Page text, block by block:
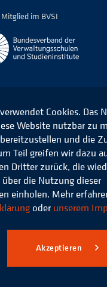
im BVSI
Das
NSI
auf
LinkedIn
Das
NSI
auf
Niedersächsisches
für kommunale
e.V.
Cookies. Das
Website nutzbar zu
und die
Teil greifen wir dazu
Dritter zurück, die
die Nutzung dieser
einholen. Mehr
oder unserem
Akzeptieren